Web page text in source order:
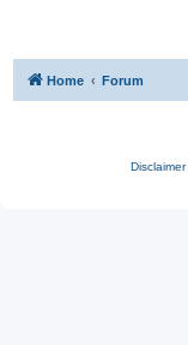
Home Forum
Disclaimer